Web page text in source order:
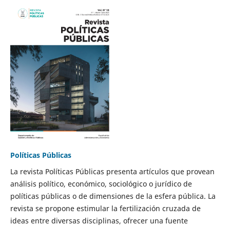
Políticas Públicas
La revista Políticas Públicas presenta artículos que provean
análisis político, económico, sociológico o jurídico de
políticas públicas o de dimensiones de la esfera pública. La
revista se propone estimular la fertilización cruzada de
ideas entre diversas disciplinas, ofrecer una fuente